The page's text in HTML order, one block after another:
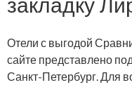
Отели с выгодой
сайте представлено
Санкт-Петербург. Для